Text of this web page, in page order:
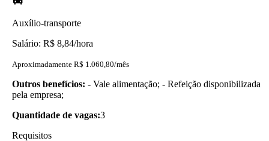
Auxílio-transporte
Salário: R$ 8,84/hora
Aproximadamente R$ 1.060,80/mês
Outros benefícios: - Vale alimentação; - Refeição disponibilizada
pela empresa;
Quantidade de vagas:3
Requisitos